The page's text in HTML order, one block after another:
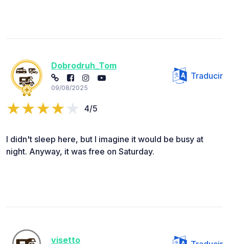
Dobrodruh_Tom
09/08/2025
Traducir
4/5
I didn't sleep here, but I imagine it would be busy at
night. Anyway, it was free on Saturday.
visetto